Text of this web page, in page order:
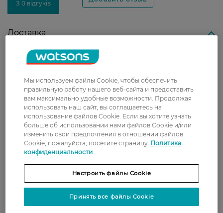
З 0 відгуків
Доставка
Новая почта
от 699 грн
Укрпочта
Стоимость доставки – 79 грн, бесплатная
доставка от – 599 грн
Забрать сегодня в магазине Watsons
Стоимость доставки – 0 грн
Показать больше
Оплата
Мы используем файлы Cookie, чтобы обеспечить
правильную работу нашего веб-сайта и предоставить
вам максимально удобные возможности. Продолжая
использовать наш сайт, вы соглашаетесь на
использование файлов Cookie. Если вы хотите узнать
больше об использовании нами файлов Cookie и/или
изменить свои предпочтения в отношении файлов
Cookie, пожалуйста, посетите страницу Политика
конфиденциальности
Настроить файлы Cookie
Принять все файлы Cookie